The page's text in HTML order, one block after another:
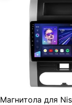
Магнитола для